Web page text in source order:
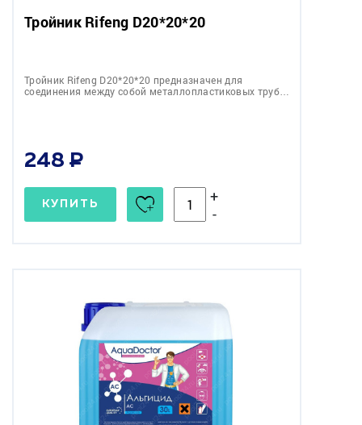
Тройник Rifeng D20*20*20
Тройник Rifeng D20*20*20 предназначен для
соединения между собой металлопластиковых труб…
248
КУПИТЬ
+
-